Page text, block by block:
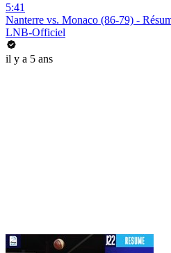
5:41
Nanterre vs. Monaco (86-79) -
LNB-Officiel
il y a 5 ans